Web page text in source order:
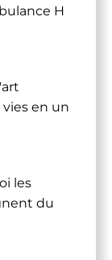
H
en un
les
du